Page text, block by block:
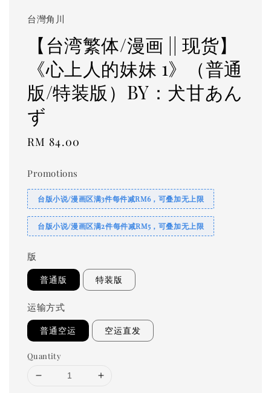
台灣角川
【台湾繁体/漫画 || 现货】
《心上人的妹妹 1》（普通
版/特装版）BY：犬甘あん
ず
Regular
RM 84.00
Promotions
台版小说/漫画区满3件每件减RM6，可叠加无上限
台版小说/漫画区满2件每件减RM5，可叠加无上限
版
普通版 特装版
运输方式
普通空运 空运直发
Quantity